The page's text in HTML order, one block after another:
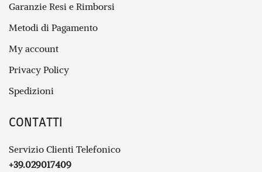
Garanzie Resi e Rimborsi
Metodi di Pagamento
My account
Privacy Policy
Spedizioni
CONTATTI
Servizio Clienti Telefonico
+39.029017409